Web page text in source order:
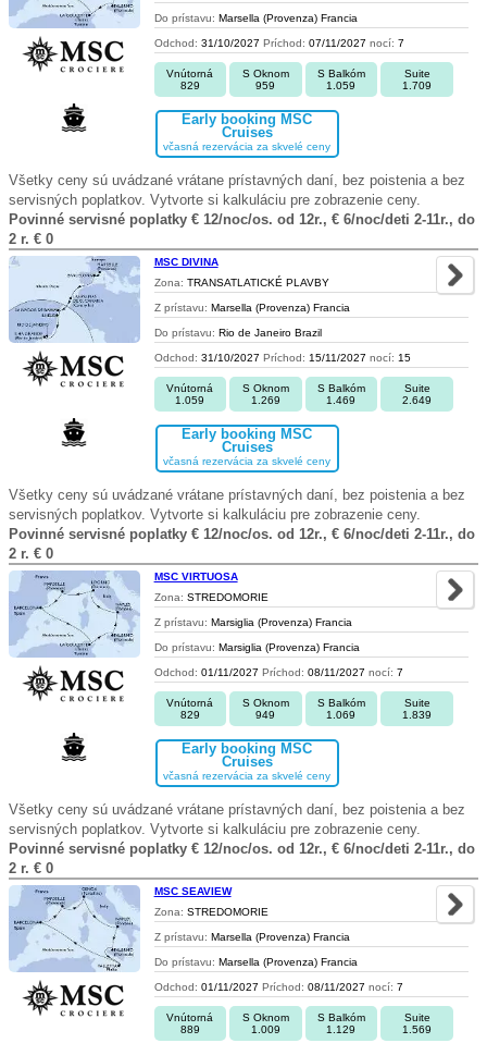
Do prístavu: Marsella (Provenza) Francia
Odchod: 31/10/2027 Príchod: 07/11/2027 nocí: 7
Vnútorná
829
S Oknom
959
S Balkóm
1.059
Suite
1.709
Early booking MSC
Cruises
včasná rezervácia za skvelé ceny
Všetky ceny sú uvádzané vrátane prístavných daní, bez poistenia a bez
servisných poplatkov. Vytvorte si kalkuláciu pre zobrazenie ceny.
Povinné servisné poplatky € 12/noc/os. od 12r., € 6/noc/deti 2-11r., do
2 r. € 0
MSC DIVINA
Zona: TRANSATLATICKÉ PLAVBY
Z prístavu: Marsella (Provenza) Francia
Do prístavu: Rio de Janeiro Brazil
Odchod: 31/10/2027 Príchod: 15/11/2027 nocí: 15
Vnútorná
1.059
S Oknom
1.269
S Balkóm
1.469
Suite
2.649
Early booking MSC
Cruises
včasná rezervácia za skvelé ceny
Všetky ceny sú uvádzané vrátane prístavných daní, bez poistenia a bez
servisných poplatkov. Vytvorte si kalkuláciu pre zobrazenie ceny.
Povinné servisné poplatky € 12/noc/os. od 12r., € 6/noc/deti 2-11r., do
2 r. € 0
MSC VIRTUOSA
Zona: STREDOMORIE
Z prístavu: Marsiglia (Provenza) Francia
Do prístavu: Marsiglia (Provenza) Francia
Odchod: 01/11/2027 Príchod: 08/11/2027 nocí: 7
Vnútorná
829
S Oknom
949
S Balkóm
1.069
Suite
1.839
Early booking MSC
Cruises
včasná rezervácia za skvelé ceny
Všetky ceny sú uvádzané vrátane prístavných daní, bez poistenia a bez
servisných poplatkov. Vytvorte si kalkuláciu pre zobrazenie ceny.
Povinné servisné poplatky € 12/noc/os. od 12r., € 6/noc/deti 2-11r., do
2 r. € 0
MSC SEAVIEW
Zona: STREDOMORIE
Z prístavu: Marsella (Provenza) Francia
Do prístavu: Marsella (Provenza) Francia
Odchod: 01/11/2027 Príchod: 08/11/2027 nocí: 7
Vnútorná
889
S Oknom
1.009
S Balkóm
1.129
Suite
1.569